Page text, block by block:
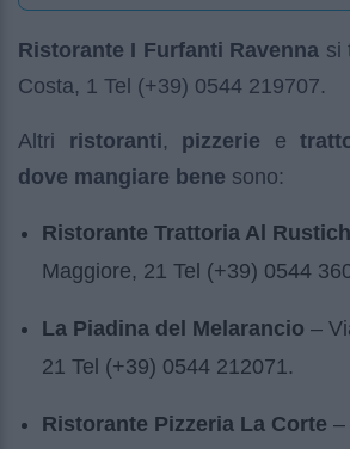
Ristorante I Furfanti Ravenna si
Costa, 1 Tel (+39) 0544 219707.
Altri ristoranti, pizzerie e
dove mangiare bene sono:
Ristorante Trattoria Al
Maggiore, 21 Tel (+39) 0544
La Piadina del Melarancio –
21 Tel (+39) 0544 212071.
Ristorante Pizzeria La Corte –